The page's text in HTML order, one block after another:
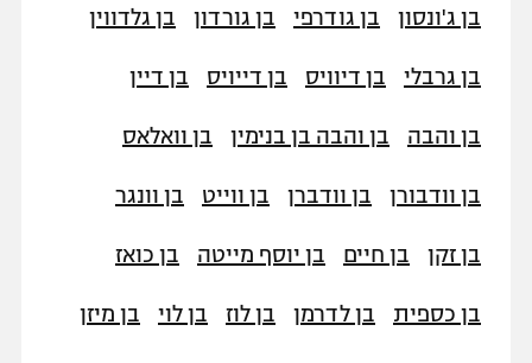
בן ג'ונסון בן גודרפי בן גורדון בן גלדווין
בן גרבלי בן דיוויס בן דייויס בן דיין
בן והבה בן והבה בן בנימין בן וואלאס
בן וודבורן בן וודברן בן ווייט בן וונגר
בן זקן בן חיים בן יוסף מייטה בן כואז
בן כספית בן לדרמן בן לוז בן לוי בן מיזן